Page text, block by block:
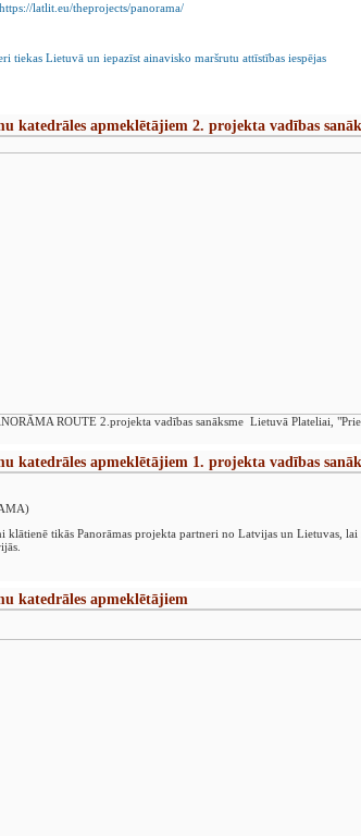
https://latlit.eu/theprojects/panorama/
tiekas Lietuvā un iepazīst ainavisko maršrutu attīstības iespējas
katedrāles apmeklētājiem 2. projekta vadības
ROUTE 2.projekta vadības sanāksme Lietuvā Plateliai, "Prie
katedrāles apmeklētājiem 1. projekta vadības
tikās Panorāmas projekta partneri no Latvijas un Lietuvas,
katedrāles apmeklētājiem